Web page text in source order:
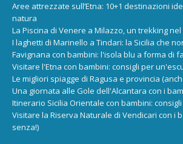
Aree attrezzate sull’Etna: 10+1 destinazioni
natura
La Piscina di Venere a Milazzo, un trekking nel
I laghetti di Marinello a Tindari: la Sicilia che
Favignana con bambini: l'isola blu a forma di
Visitare l'Etna con bambini: consigli per
Le migliori spiagge di Ragusa e provincia
Una giornata alle Gole dell'Alcantara con i
Itinerario Sicilia Orientale con bambini:
Visitare la Riserva Naturale di Vendicari con i
senza!)